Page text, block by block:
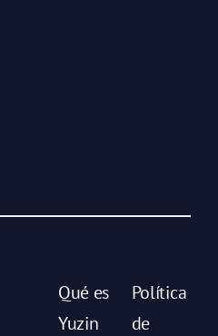
Qué es
Yuzin
Política
de